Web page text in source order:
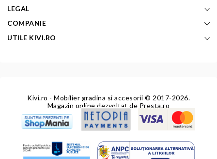
LEGAL
COMPANIE
UTILE KIVI.RO
Kivi.ro - Mobilier gradina si accesorii © 2017-2026.
Magazin online dezvoltat de Presta.ro